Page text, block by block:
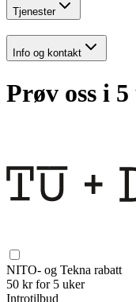
Tjenester
Info og kontakt
Prøv oss i
NITO- og Tekna rabatt
50 kr for 5 uker
Introtilbud